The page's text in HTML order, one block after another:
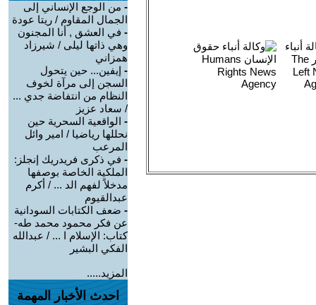
- من الوجع الإنساني إلى
الجمال المقاوم / ريتا عودة
- في العشق , أنا المجنون
وهي ذاتها ليلى / شيرزاد
همزاني
- إيفين... حين يتحول
السجن إلى مرآة لخوف
النظام من انتفاضة جدي ...
/ سعاد عزيز
- الواقعية السحرية حين
نحللها رياضيا / امير وائل
المرعب
- في ذكرى فريدريك إنجلز:
الملكية الخاصة بوصفها
مدخلاً لفهم الد ... / أكرم
عبدالقيوم
- ضعف الكتابات السودانية
عن فكر محمود محمد طه-
كتاب: الإسلام ا ... / عبدالله
الفكي البشير
المزيد.....
احدث الأخبار المهمة